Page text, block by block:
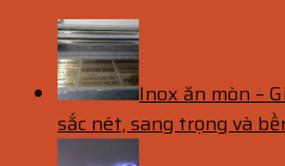
Inox ăn mòn –
sắc nét, sang trọng và